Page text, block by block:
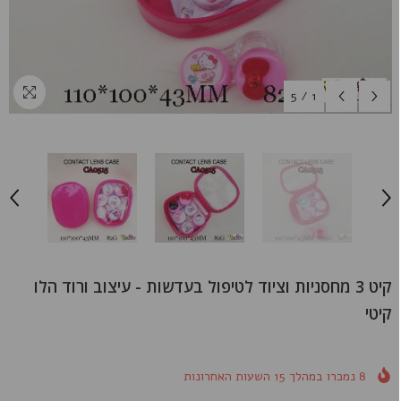
1
/
5
קיט 3 מחסניות וציוד לטיפול בעדשות - עיצוב ורוד הלו
קיטי
8נמכרו במהלך 15השעות האחרונות